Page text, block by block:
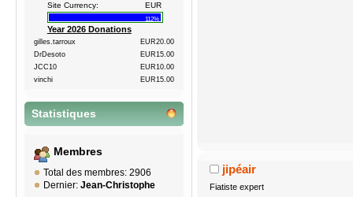
Site Currency:
EUR
112%
Year 2026 Donations
gilles.tarroux
EUR20.00
DrDesoto
EUR15.00
JCC10
EUR10.00
vinchi
EUR15.00
Statistiques
Membres
Total des membres: 2906
Dernier: Jean-Christophe
jipéair
Fiatiste expert